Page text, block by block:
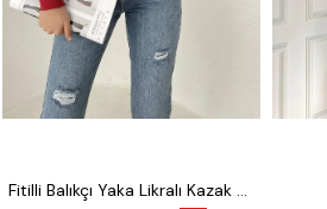
Fitilli Balıkçı Yaka Likralı Kazak Kırmızı